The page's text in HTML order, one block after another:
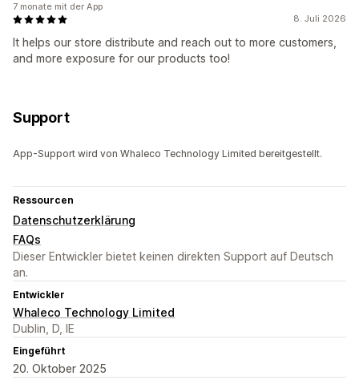
8. Juli 2026
It helps our store distribute and reach out to more customers,
and more exposure for our products too!
7 monate mit der App
Support
App-Support wird von Whaleco Technology Limited bereitgestellt.
Ressourcen
Datenschutzerklärung
FAQs
Dieser Entwickler bietet keinen direkten Support auf Deutsch
an.
Entwickler
Whaleco Technology Limited
Dublin, D, IE
Eingeführt
20. Oktober 2025